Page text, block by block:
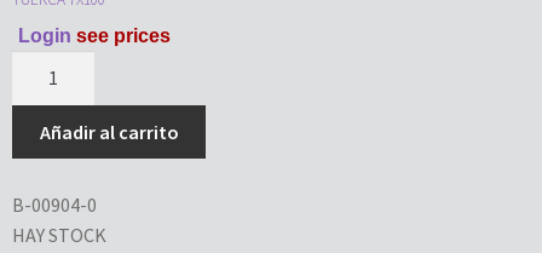
Login see prices
Añadir al carrito
B-00904-0
HAY STOCK